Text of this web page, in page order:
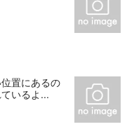
置にあるの
いるよ...